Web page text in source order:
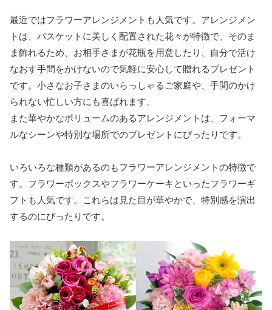
最近ではフラワーアレンジメントも人気です。アレンジメン
トは、バスケットに美しく配置された花々が特徴で、そのま
ま飾れるため、お相手さまが花瓶を用意したり、自分で活け
なおす手間をかけないので気軽に安心して贈れるプレゼント
です。小さなお子さまのいらっしゃるご家庭や、手間のかけ
られない忙しい方にも喜ばれます。
また華やかなボリュームのあるアレンジメントは、フォーマ
ルなシーンや特別な場所でのプレゼントにぴったりです。
いろいろな種類があるのもフラワーアレンジメントの特徴で
す。フラワーボックスやフラワーケーキといったフラワーギ
フトも人気です。これらは見た目が華やかで、特別感を演出
するのにぴったりです。